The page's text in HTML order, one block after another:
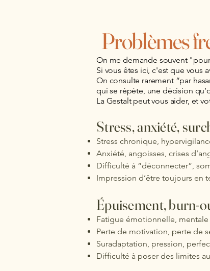
Problèmes
On me demande souvent
Si vous êtes ici, c'est que vous
On consulte rarement “par
qui se répète, une décision
La Gestalt peut vous aider, et
Stress, anxiété,
Stress chronique,
Anxiété, angoisses, crises
Difficulté à “déconnecter”,
Impression d’être toujours en
Épuisement, burn-
Fatigue émotionnelle,
Perte de motivation, perte de
Suradaptation, pression,
Difficulté à poser des limites